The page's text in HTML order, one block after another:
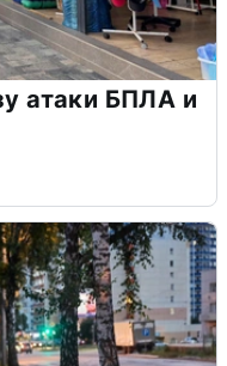
атаки БПЛА и